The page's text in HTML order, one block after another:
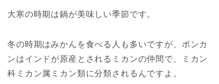
大寒の時期は鍋が美味しい季節です。
冬の時期はみかんを食べる人も多いですが、ポンカ
ンはインドが原産とされるミカンの仲間で、ミカン
科ミカン属ミカン類に分類されるんですよ。